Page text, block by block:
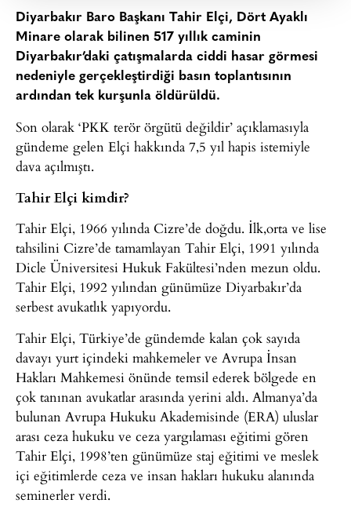
Diyarbakır Baro Başkanı Tahir Elçi, Dört Ayaklı
Minare olarak bilinen 517 yıllık caminin
Diyarbakır’daki çatışmalarda ciddi hasar görmesi
nedeniyle gerçekleştirdiği basın toplantısının
ardından tek kurşunla öldürüldü.
Son olarak ‘PKK terör örgütü değildir’ açıklamasıyla
gündeme gelen Elçi hakkında 7,5 yıl hapis istemiyle
dava açılmıştı.
Tahir Elçi kimdir?
Tahir Elçi, 1966 yılında Cizre’de doğdu. İlk,orta ve lise
tahsilini Cizre’de tamamlayan Tahir Elçi, 1991 yılında
Dicle Üniversitesi Hukuk Fakültesi’nden mezun oldu.
Tahir Elçi, 1992 yılından günümüze Diyarbakır’da
serbest avukatlık yapıyordu.
Tahir Elçi, Türkiye’de gündemde kalan çok sayıda
davayı yurt içindeki mahkemeler ve Avrupa İnsan
Hakları Mahkemesi önünde temsil ederek bölgede en
çok tanınan avukatlar arasında yerini aldı. Almanya’da
bulunan Avrupa Hukuku Akademisinde (ERA) uluslar
arası ceza hukuku ve ceza yargılaması eğitimi gören
Tahir Elçi, 1998’ten günümüze staj eğitimi ve meslek
içi eğitimlerde ceza ve insan hakları hukuku alanında
seminerler verdi.